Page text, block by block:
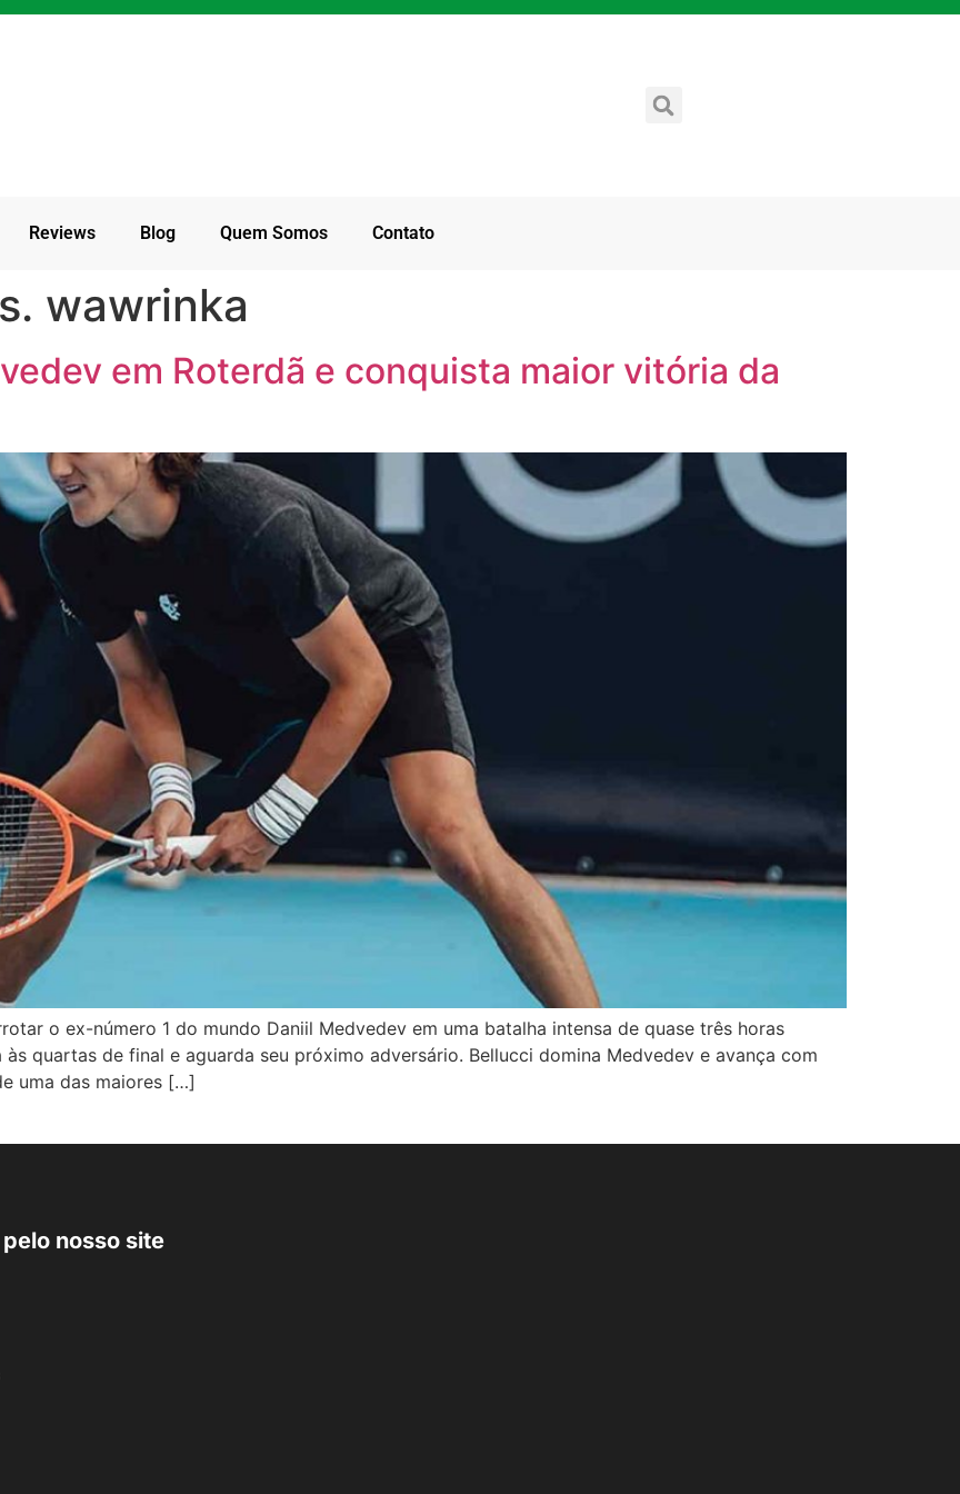
Reviews Blog Quem Somos Contato
wawrinka
em Roterdã e conquista maior vitória da
o ex-número 1 do mundo Daniil Medvedev em uma batalha intensa de quase três horas
quartas de final e aguarda seu próximo adversário. Bellucci domina Medvedev e avança com
uma das maiores […]
nosso site